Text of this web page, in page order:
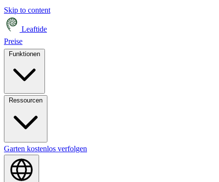
Skip to content
Leaftide
Preise
Garten kostenlos verfolgen